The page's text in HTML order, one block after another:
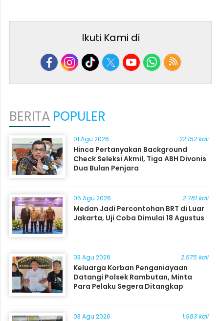
Ikuti Kami di
BERITA POPULER
01 Agu 2026 22.152 kali
Hinca Pertanyakan Background
Check Seleksi Akmil, Tiga ABH Divonis
Dua Bulan Penjara
05 Agu 2026 2.781 kali
Medan Jadi Percontohan BRT di Luar
Jakarta, Uji Coba Dimulai 18 Agustus
03 Agu 2026 2.575 kali
Keluarga Korban Penganiayaan
Datangi Polsek Rambutan, Minta
Para Pelaku Segera Ditangkap
03 Agu 2026 1.983 kali